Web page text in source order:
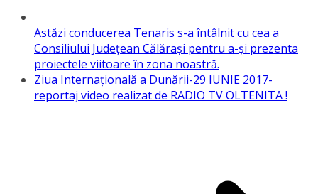
Astăzi conducerea Tenaris s-a întâlnit cu cea a
Consiliului Județean Călărași pentru a-şi prezenta
proiectele viitoare în zona noastră.
Ziua Internațională a Dunării-29 IUNIE 2017-
reportaj video realizat de RADIO TV OLTENITA !